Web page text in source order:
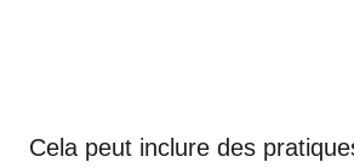
Cela peut inclure des